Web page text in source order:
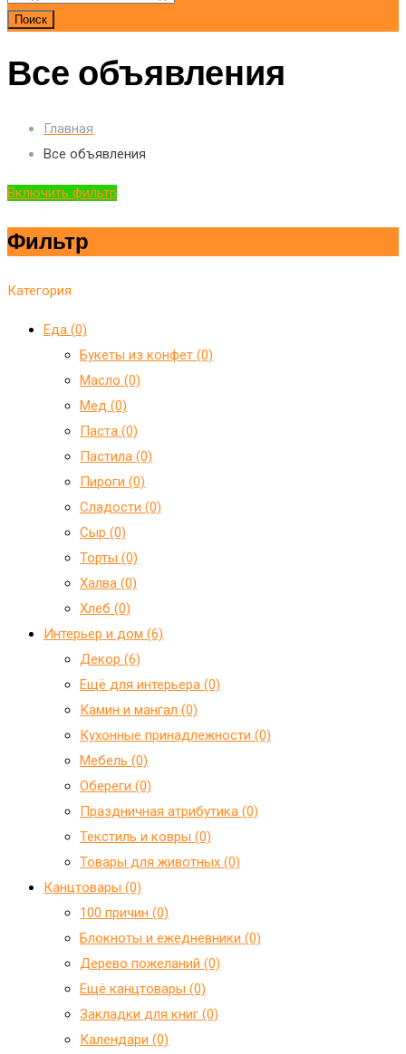
Поиск
Все объявления
Главная
Все объявления
Включить фильтр
Фильтр
Категория
Еда (0)
Букеты из конфет (0)
Масло (0)
Мед (0)
Паста (0)
Пастила (0)
Пироги (0)
Сладости (0)
Сыр (0)
Торты (0)
Халва (0)
Хлеб (0)
Интерьер и дом (6)
Декор (6)
Ещё для интерьера (0)
Камин и мангал (0)
Кухонные принадлежности (0)
Мебель (0)
Обереги (0)
Праздничная атрибутика (0)
Текстиль и ковры (0)
Товары для животных (0)
Канцтовары (0)
100 причин (0)
Блокноты и ежедневники (0)
Дерево пожеланий (0)
Ещё канцтовары (0)
Закладки для книг (0)
Календари (0)